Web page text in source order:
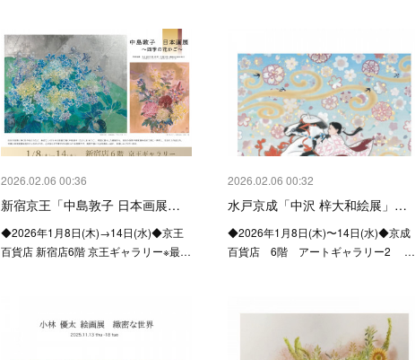
2026.02.06 00:36
新宿京王「中島敦子 日本画展…
◆2026年1月8日(木)→14日(水)◆京王
百貨店 新宿店6階 京王ギャラリー※最…
2026.02.06 00:32
水戸京成「中沢 梓大和絵展」…
◆2026年1月8日(木)〜14日(水)◆京成
百貨店 6階 アートギャラリー2 …